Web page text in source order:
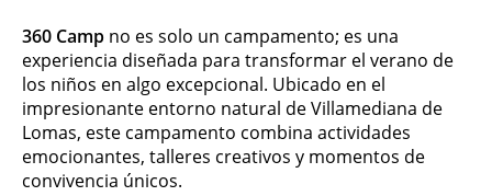
360 Camp no es solo un campamento; es una
experiencia diseñada para transformar el verano de
los niños en algo excepcional. Ubicado en el
impresionante entorno natural de Villamediana de
Lomas, este campamento combina actividades
emocionantes, talleres creativos y momentos de
convivencia únicos.